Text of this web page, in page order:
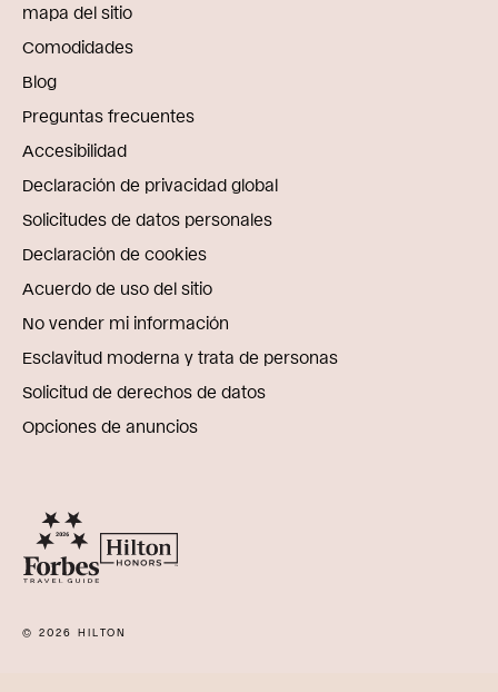
mapa del sitio
Comodidades
Blog
Preguntas frecuentes
Accesibilidad
Declaración de privacidad global
Solicitudes de datos personales
Declaración de cookies
Acuerdo de uso del sitio
No vender mi información
Esclavitud moderna y trata de personas
Solicitud de derechos de datos
Opciones de anuncios
© 2026 HILTON